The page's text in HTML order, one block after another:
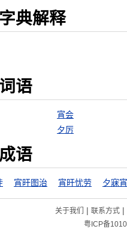
典解释
语
宵会
夕厉
语
宵旰图治 宵旰忧劳 夕寐
关于我们 | 联系方式|
粤ICP备